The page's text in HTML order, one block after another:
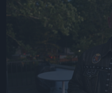
Jön